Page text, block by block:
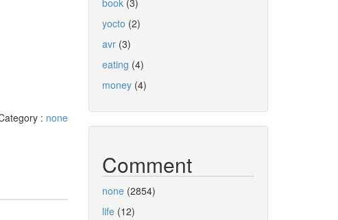
: none
book(3)
yocto (2)
avr(3)
eating (4)
money(4)
Comment
none(2854)
life(12)